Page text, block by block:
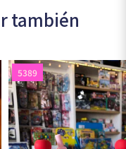
también
5389